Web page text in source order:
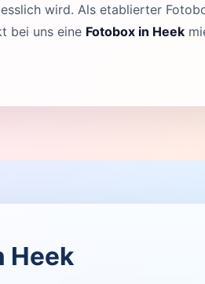
wird. Als etablierter
bei uns eine Fotobox in Heek
Heek